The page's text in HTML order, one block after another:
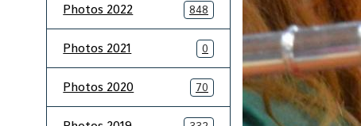
Photos 2022 848
Photos 2021 0
Photos 2020 70